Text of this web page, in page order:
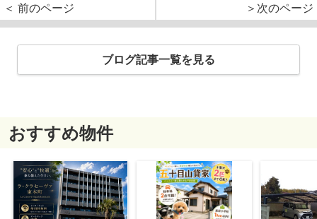
＜ 前のページ
＞次のページ
ブログ記事一覧を見る
おすすめ物件